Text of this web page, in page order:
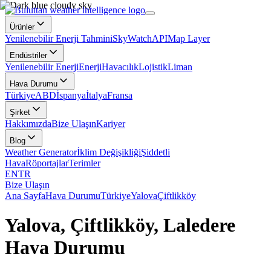
Ürünler
Yenilenebilir Enerji TahminiSkyWatchAPIMap Layer
Endüstriler
Yenilenebilir EnerjiEnerjiHavacılıkLojistikLiman
Hava Durumu
TürkiyeABDİspanyaİtalyaFransa
Şirket
HakkımızdaBize UlaşınKariyer
Blog
Weather Generatorİklim DeğişikliğiŞiddetli
HavaRöportajlarTerimler
ENTR
Bize Ulaşın
Ana SayfaHava DurumuTürkiyeYalovaÇiftlikköy
Yalova, Çiftlikköy, Laledere
Hava Durumu